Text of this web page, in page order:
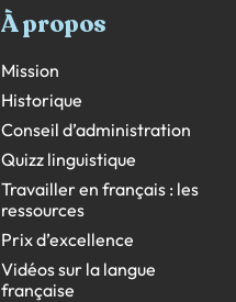
À propos
Mission
Historique
Conseil d’administration
Quizz linguistique
Travailler en français : les
ressources
Prix d’excellence
Vidéos sur la langue
française